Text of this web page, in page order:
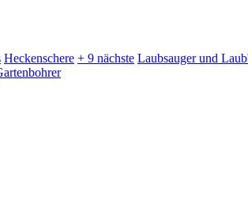
Heckenschere + 9 nächste Laubsauger und